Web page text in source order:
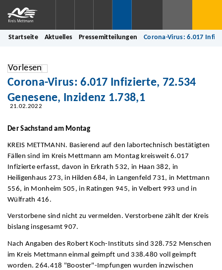
Startseite Aktuelles Pressemitteilungen Corona-Virus: 6.017
Vorlesen
Corona-Virus: 6.017 Infizierte, 72.534
Genesene, Inzidenz 1.738,1
21.02.2022
Der Sachstand am Montag
KREIS METTMANN. Basierend auf den labortechnisch bestätigten
Fällen sind im Kreis Mettmann am Montag kreisweit 6.017
Infizierte erfasst, davon in Erkrath 532, in Haan 382, in
Heiligenhaus 273, in Hilden 684, in Langenfeld 731, in Mettmann
556, in Monheim 505, in Ratingen 945, in Velbert 993 und in
Wülfrath 416.
Verstorbene sind nicht zu vermelden. Verstorbene zählt der Kreis
bislang insgesamt 907.
Nach Angaben des Robert Koch-Instituts sind 328.752 Menschen
im Kreis Mettmann einmal geimpft und 338.480 voll geimpft
worden. 264.418 "Booster"-Impfungen wurden inzwischen